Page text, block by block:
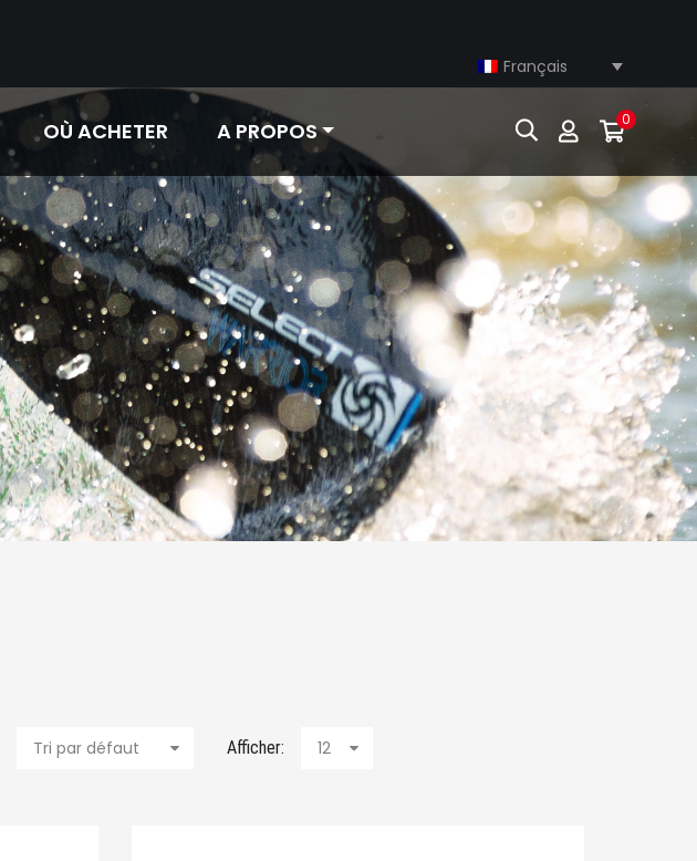
Français
OÙ ACHETER A PROPOS 0
Tri par défaut Afficher: 12